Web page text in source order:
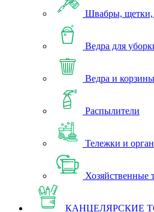
Швабры,
Ведра для
Ведра и
Распылители
Тележки и
Хозяйственные
КАНЦЕЛЯРСКИЕ